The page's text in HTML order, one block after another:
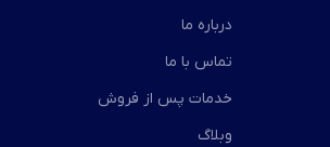
درباره ما
تماس با ما
خدمات پس از فروش
وبلاگ